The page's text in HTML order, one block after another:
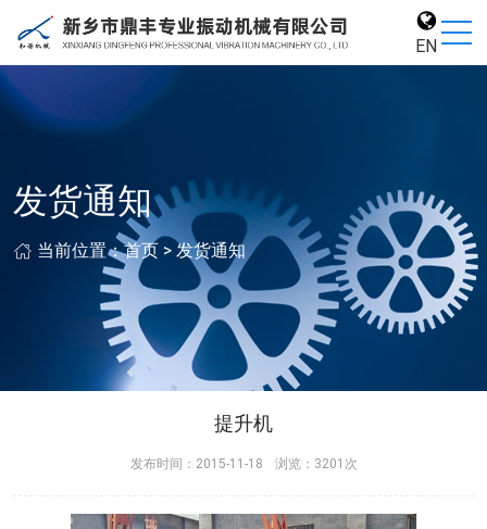
EN
发货通知
当前位置：首页 > 发货通知
提升机
发布时间：2015-11-18 浏览：3201次